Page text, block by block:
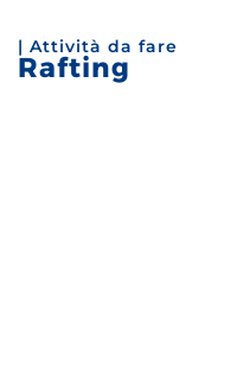
| Attività da fare
Rafting